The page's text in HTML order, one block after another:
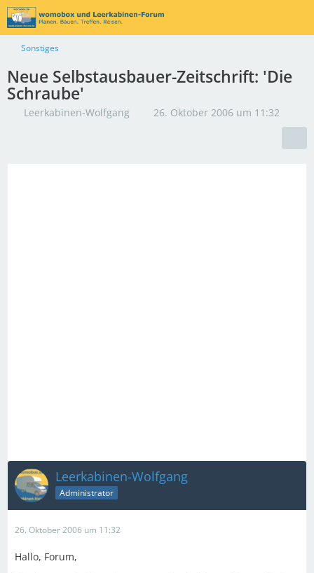
Sonstiges
Neue Selbstausbauer-Zeitschrift: 'Die
Schraube'
Leerkabinen-Wolfgang 26. Oktober 2006 um 11:32
Leerkabinen-Wolfgang
Administrator
26. Oktober 2006 um 11:32
Hallo, Forum,